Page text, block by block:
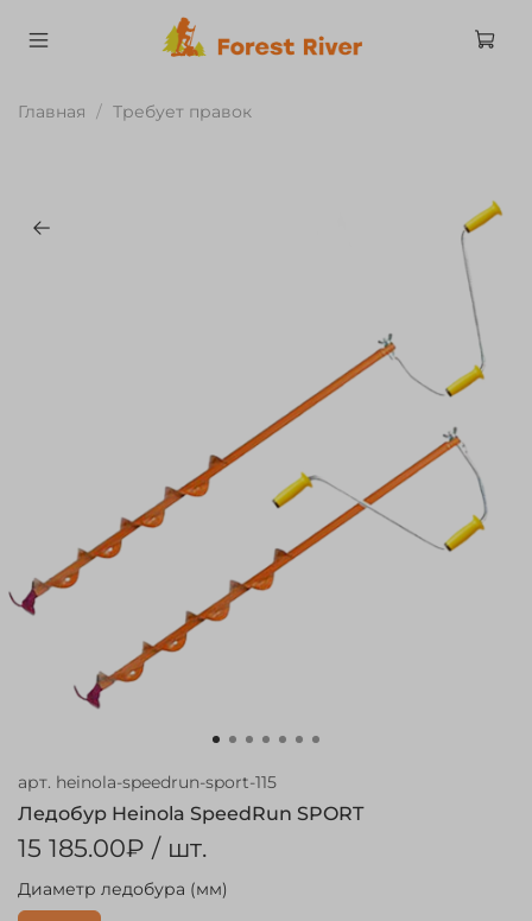
Главная Требует правок
арт. heinola-speedrun-sport-115
Ледобур Heinola SpeedRun SPORT
15 185.00₽ / шт.
Диаметр ледобура (мм)